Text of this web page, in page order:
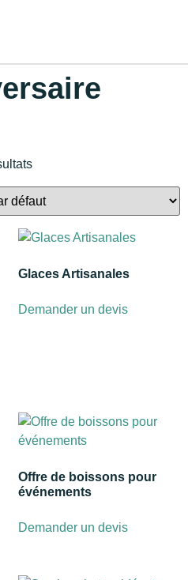
Glaces Artisanales
Demander un devis
Offre de boissons pour
événements
Demander un devis